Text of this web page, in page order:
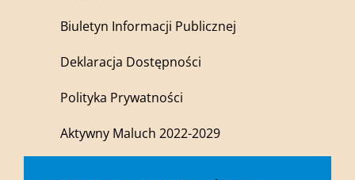
Biuletyn Informacji Publicznej
Deklaracja Dostępności
Polityka Prywatności
Aktywny Maluch 2022-2029